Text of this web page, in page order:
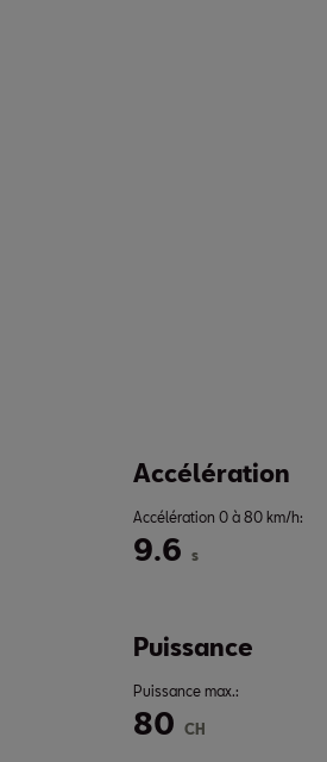
Accélération
Accélération 0 à 80 km/h:
9.6 s
Puissance
Puissance max.:
80 CH